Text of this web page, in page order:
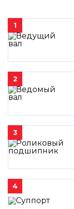
1
2
3
4